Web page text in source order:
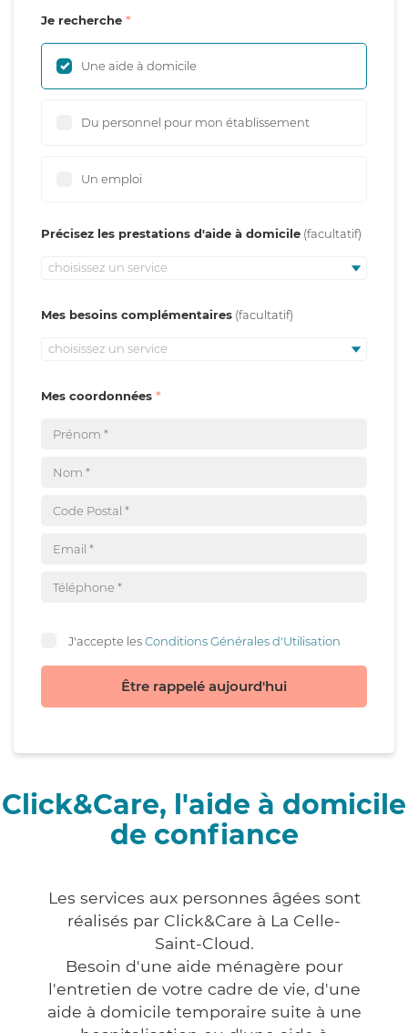
Je recherche
Une aide à domicile
Du personnel pour mon établissement
Un emploi
Précisez les prestations d'aide à domicile
choisissez un service
Mes besoins complémentaires
choisissez un service
Mes coordonnées
J'accepte lesConditions Générales d'Utilisation
Être rappelé aujourd'hui
Click&Care, l'aide à domicile
de confiance
Les services aux personnes âgées sont
réalisés par Click&Care à La Celle-
Saint-Cloud.
Besoin d'une aide ménagère pour
l'entretien de votre cadre de vie, d'une
aide à domicile temporaire suite à une